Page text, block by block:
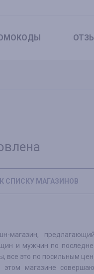
СПИСКУ МАГАЗИНОВ
магазин,
и мужчин по
все это по посильным
магазине